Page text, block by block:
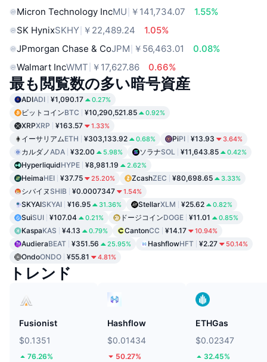
Micron Technology IncMU ￥141,734.07
1.55%
SK HynixSKHY ￥22,489.24
1.05%
JPmorgan Chase & CoJPM ￥56,463.01
0.08%
Walmart IncWMT ￥17,627.86 0.66%
最も閲覧数の多い暗号資産
ADIADI ¥1,090.17 0.27%
ビットコインBTC ¥10,290,521.85 0.92%
XRPXRP ¥163.57 1.33%
イーサリアムETH ¥303,133.92 0.68% PiPI ¥13.93 3.64%
カルダノADA ¥32.00 5.98% ソラナSOL ¥11,643.85 0.42%
HyperliquidHYPE ¥8,981.19 2.62%
HeimaHEI ¥37.75 25.20% ZcashZEC ¥80,698.65 3.33%
シバイヌ SHIB ¥0.0007347 1.54%
SKYAISKYAI ¥16.95 31.36% StellarXLM ¥25.62 0.82%
SuiSUI ¥107.04 0.21% ドージコインDOGE ¥11.01 0.85%
KaspaKAS ¥4.13 0.79% CantonCC ¥14.17 10.94%
AudieraBEAT ¥351.56 25.95% HashflowHFT ¥2.27 50.14%
OndoONDO ¥55.81 4.81%
トレンド
Fusionist
$0.1351
76.26%
Hashflow
$0.01434
50.27%
ETHGas
$0.02347
32.45%